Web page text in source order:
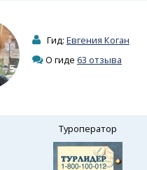
Гид: Евгения Коган
О гиде 63 отзыва
Туроператор